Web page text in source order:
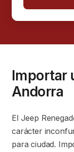
Importar
Andorra
El Jeep
carácter
para ciudad.